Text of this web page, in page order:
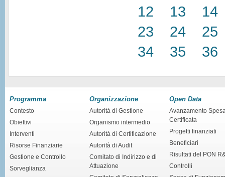
12
13
14
23
24
25
34
35 36
Programma
Contesto
Obiettivi
Interventi
Risorse Finanziarie
Gestione e Controllo
Sorveglianza
Organizzazione
Autorità di Gestione
Organismo intermedio
Autorità di Certificazione
Autorità di Audit
Comitato di Indirizzo e di
Attuazione
Open Data
Avanzamento
Certificata
Progetti finanziati
Beneficiari
Risultati del PON
Controlli